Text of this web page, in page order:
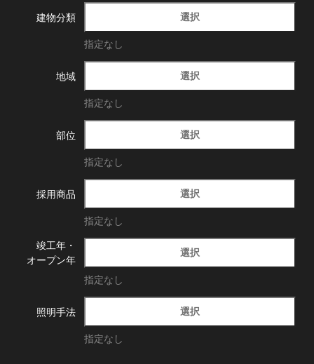
建物分類 選択
指定なし
地域 選択
指定なし
部位 選択
指定なし
採用商品 選択
指定なし
竣工年・
オープン年
選択
指定なし
照明手法 選択
指定なし